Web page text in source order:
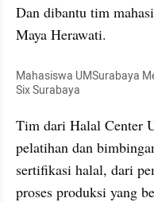
Dan dibantu tim
Maya Herawati.
Mahasiswa UMSurabaya
Six Surabaya
Tim dari Halal Center
pelatihan dan
sertifikasi halal, dari
proses produksi yang